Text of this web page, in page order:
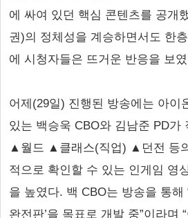
에 싸여 있던 핵심 콘텐츠를 공개
권)의 정체성을 계승하면서도 한
에 시청자들은 뜨거운 반응을 보
어제(29일) 진행된 방송에는 아이
있는 백승욱 CBO와 김남준 PD
▲월드 ▲클래스(직업) ▲던전 등
적으로 확인할 수 있는 인게임 영
을 높였다. 백 CBO는 방송을 통해
완전판’을 목표로 개발 중”이라며